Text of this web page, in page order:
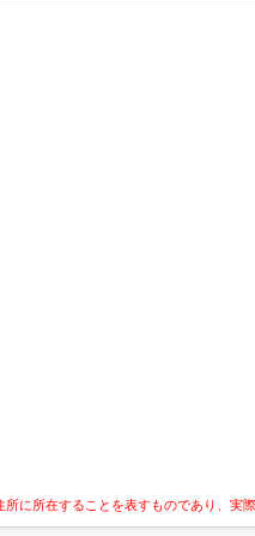
に所在することを表すものであり、実